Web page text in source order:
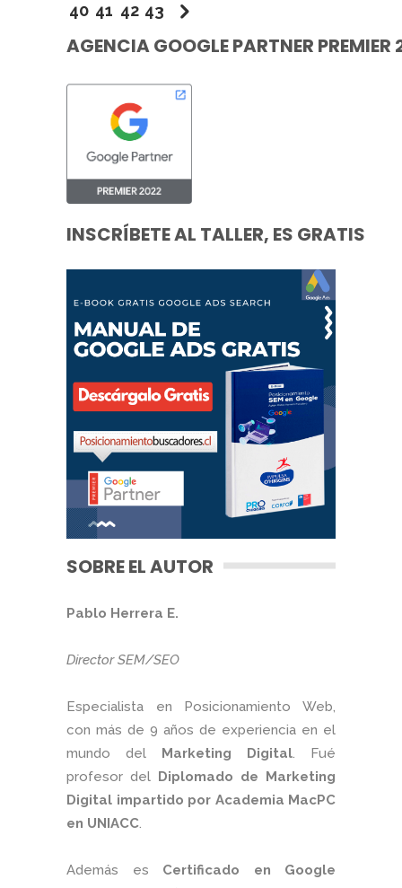
40 41 42 43
AGENCIA GOOGLE PARTNER PREMIER
INSCRÍBETE AL TALLER, ES GRATIS
SOBRE EL AUTOR
Pablo Herrera E.
Director SEM/SEO
Especialista en Posicionamiento Web,
con más de 9 años de experiencia en el
mundo del Marketing Digital. Fué
profesor del Diplomado de Marketing
Digital impartido por Academia MacPC
en UNIACC.
Además es Certificado en Google